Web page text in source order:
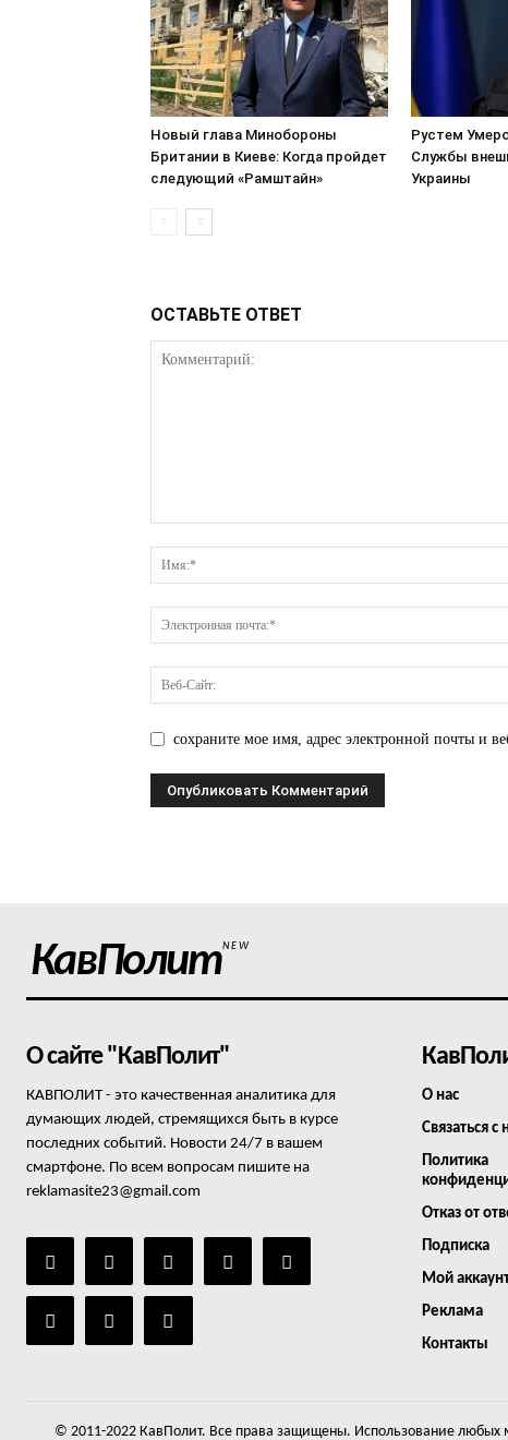
Новый глава Минобороны
Британии в Киеве: Когда пройдет
следующий «Рамштайн»
Рустем
Службы
Украины
ОСТАВЬТЕ ОТВЕТ
сохраните мое имя, адрес электронной почты и
КавПолитNEW
О сайте "КавПолит"
КАВПОЛИТ - это качественная аналитика для
думающих людей, стремящихся быть в курсе
последних событий. Новости 24/7 в вашем
смартфоне. По всем вопросам пишите на
reklamasite23@gmail.com
О нас
Связаться с
Политика
Отказ от
Подписка
Мой
Реклама
Контакты
© 2011-2022 КавПолит. Все права защищены. Использование любых